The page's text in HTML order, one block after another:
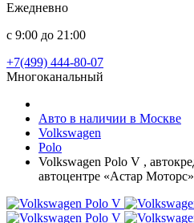
Ежедневно
с 9:00 до 21:00
+7(499) 444-80-07
Многоканальный
Авто в наличии в Москве
Volkswagen
Polo
Volkswagen Polo V ,
автоцентре «Астар Моторс»